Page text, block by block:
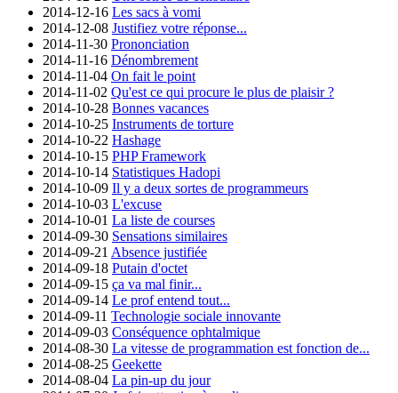
2014-12-16 Les sacs à vomi
2014-12-08 Justifiez votre réponse...
2014-11-30 Prononciation
2014-11-16 Dénombrement
2014-11-04 On fait le point
2014-11-02 Qu'est ce qui procure le plus de plaisir ?
2014-10-28 Bonnes vacances
2014-10-25 Instruments de torture
2014-10-22 Hashage
2014-10-15 PHP Framework
2014-10-14 Statistiques Hadopi
2014-10-09 Il y a deux sortes de programmeurs
2014-10-03 L'excuse
2014-10-01 La liste de courses
2014-09-30 Sensations similaires
2014-09-21 Absence justifiée
2014-09-18 Putain d'octet
2014-09-15 ça va mal finir...
2014-09-14 Le prof entend tout...
2014-09-11 Technologie sociale innovante
2014-09-03 Conséquence ophtalmique
2014-08-30 La vitesse de programmation est fonction de...
2014-08-25 Geekette
2014-08-04 La pin-up du jour